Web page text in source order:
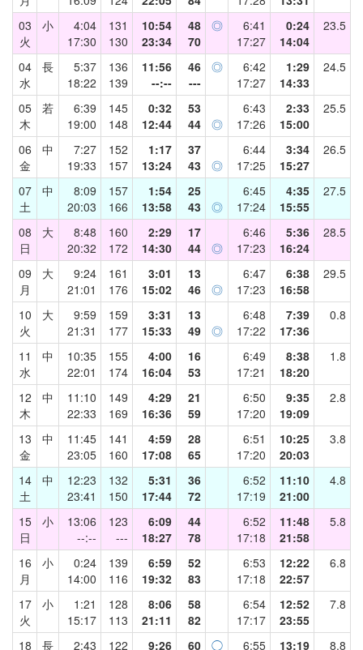
03
火
小
4:04
17:30
131
130
10:54
23:34
48
70
◎
6:41
17:27
0:24
14:04
23.5
04
水
長
5:37
18:22
136
139
11:56
--:--
46
---
◎
6:42
17:27
1:29
14:33
24.5
05
木
若
6:39
19:00
145
148
0:32
12:44
53
44
◎
6:43
17:26
2:33
15:00
25.5
06
金
中
7:27
19:33
152
157
1:17
13:24
37
43
◎
6:44
17:25
3:34
15:27
26.5
07
土
中
8:09
20:03
157
166
1:54
13:58
25
43
◎
6:45
17:24
4:35
15:55
27.5
08
日
大
8:48
20:32
160
172
2:29
14:30
17
44
◎
6:46
17:23
5:36
16:24
28.5
09
月
大
9:24
21:01
161
176
3:01
15:02
13
46
◎
6:47
17:23
6:38
16:58
29.5
10
火
大
9:59
21:31
159
177
3:31
15:33
13
49
◎
6:48
17:22
7:39
17:36
0.8
11
水
中
10:35
22:01
155
174
4:00
16:04
16
53
6:49
17:21
8:38
18:20
1.8
12
木
中
11:10
22:33
149
169
4:29
16:36
21
59
6:50
17:20
9:35
19:09
2.8
13
金
中
11:45
23:05
141
160
4:59
17:08
28
65
6:51
17:20
10:25
20:03
3.8
14
土
中
12:23
23:41
132
150
5:31
17:44
36
72
6:52
17:19
11:10
21:00
4.8
15
日
小
13:06
--:--
123
---
6:09
18:27
44
78
6:52
17:18
11:48
21:58
5.8
16
月
小
0:24
14:00
139
116
6:59
19:32
52
83
6:53
17:18
12:22
22:57
6.8
17
火
小
1:21
15:17
128
113
8:06
21:11
58
82
6:54
17:17
12:52
23:55
7.8
18 長 2:43 122 9:26 60 ◯ 6:55 13:19 8.8